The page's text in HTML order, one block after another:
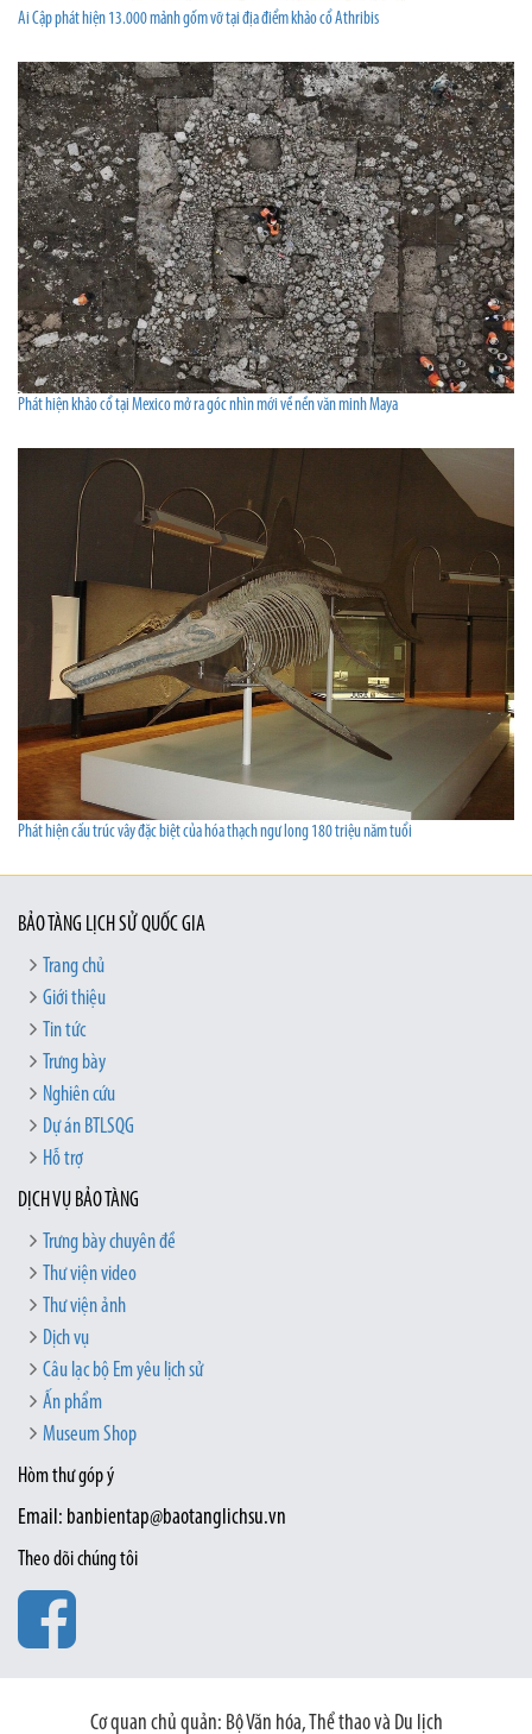
Ai Cập phát hiện 13.000 mảnh gốm vỡ tại địa điểm khảo cổ Athribis
Phát hiện khảo cổ tại Mexico mở ra góc nhìn mới về nền văn minh Maya
Phát hiện cấu trúc vây đặc biệt của hóa thạch ngư long 180 triệu năm tuổi
BẢO TÀNG LỊCH SỬ QUỐC GIA
Trang chủ
Giới thiệu
Tin tức
Trưng bày
Nghiên cứu
Dự án BTLSQG
Hỗ trợ
DỊCH VỤ BẢO TÀNG
Trưng bày chuyên đề
Thư viện video
Thư viện ảnh
Dịch vụ
Câu lạc bộ Em yêu lịch sử
Ấn phẩm
Museum Shop
Hòm thư góp ý
Email: banbientap@baotanglichsu.vn
Theo dõi chúng tôi
Cơ quan chủ quản: Bộ Văn hóa, Thể thao và Du lịch